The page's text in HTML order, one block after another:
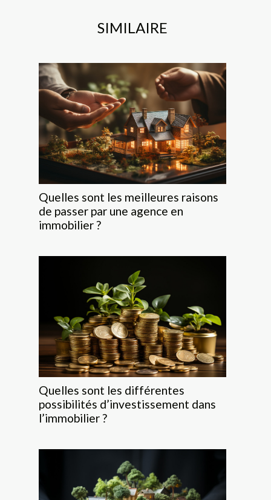
SIMILAIRE
Quelles sont les meilleures raisons
de passer par une agence en
immobilier ?
Quelles sont les différentes
possibilités d’investissement dans
l’immobilier ?